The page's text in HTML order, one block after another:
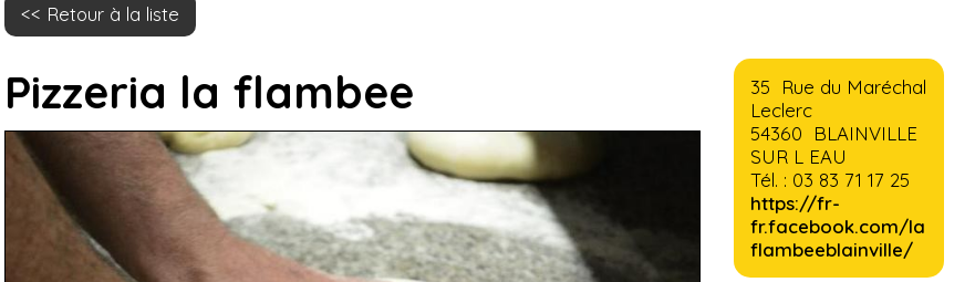
Retour à la liste
Pizzeria la flambee
35 Rue du Maréchal
Leclerc
54360 BLAINVILLE
SUR L EAU
Tél. : 03 83 71 17 25
https://fr-
fr.facebook.com/la
flambeeblainville/